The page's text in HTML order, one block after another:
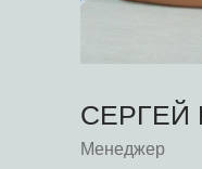
СЕРГЕЙ
Менеджер